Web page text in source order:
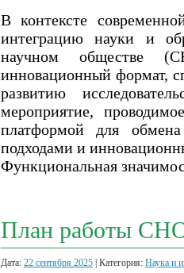
В контексте
интеграцию науки и
научном обществе
инновационный формат,
развитию
мероприятие,
платформой для
подходами и
Функциональная
План работы
Дата: 22 сентября 2025 | Категория: Наука и